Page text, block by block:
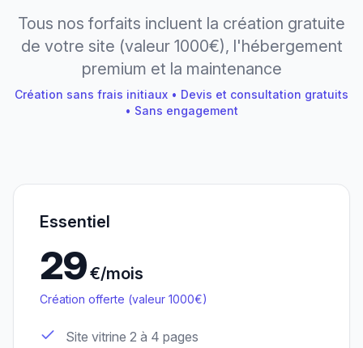
Tous nos forfaits incluent la création gratuite
de votre site (valeur 1000€), l'hébergement
premium et la maintenance
Création sans frais initiaux • Devis et consultation gratuits
• Sans engagement
Essentiel
29€/mois
Création offerte (valeur 1000€)
Site vitrine 2 à 4 pages